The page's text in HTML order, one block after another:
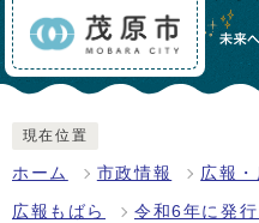
現在位置
ホーム 市政情報 広報
広報もばら 令和6年に発行